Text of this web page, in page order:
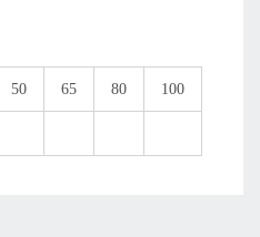
50 65 80 100